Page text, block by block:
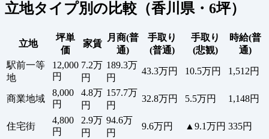
立地タイプ別の比較（香川県・6坪）
立地
坪単
価
家賃
月商(普
通)
手取り
(普通)
手取り
(悲観)
時給(普
通)
駅前一等
地
12,000
円
7.2万
円
189.3万
円
43.3万円 10.5万円 1,512円
商業地域
8,000
円
4.8万
円
157.7万
円
32.8万円 5.5万円 1,148円
住宅街
4,800
円
2.9万
円
94.6万
円
9.6万円 ▲9.1万円 335円